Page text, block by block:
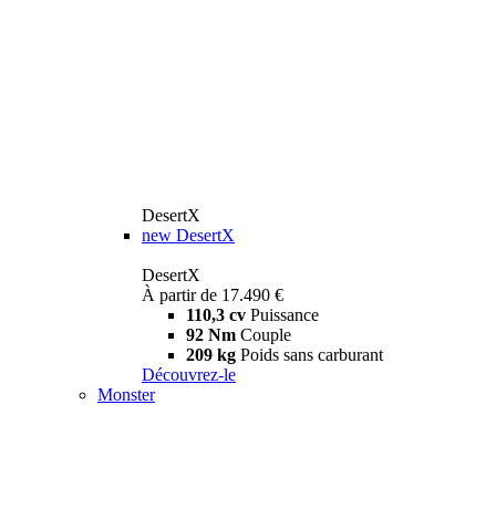
DesertX
new DesertX
DesertX
À partir de 17.490 €
110,3 cv Puissance
92 Nm Couple
209 kg Poids sans carburant
Découvrez-le
Monster